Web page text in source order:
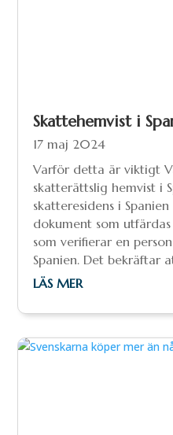
Skattehemvist i
17 maj 2024
Varför detta är viktigt
skatterättslig hemvist i
skatteresidens i
dokument som
som verifierar en
Spanien. Det bekräftar
LÄS MER